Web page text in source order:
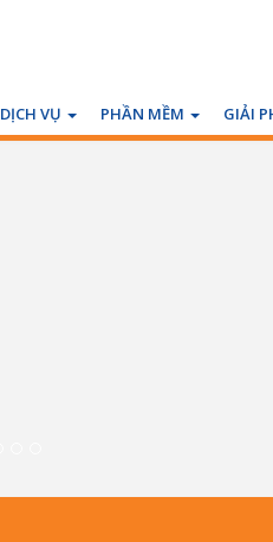
DỊCH VỤ PHẦN MỀM GIẢI